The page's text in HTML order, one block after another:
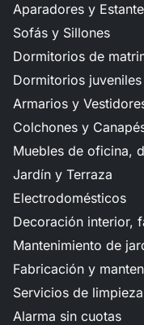
Aparadores y
Sofás y Sillones
Dormitorios de
Dormitorios juveniles
Armarios y
Colchones y
Muebles de oficina,
Jardín y Terraza
Electrodomésticos
Decoración interior,
Mantenimiento de
Fabricación y
Servicios de limpieza
Alarma sin cuotas